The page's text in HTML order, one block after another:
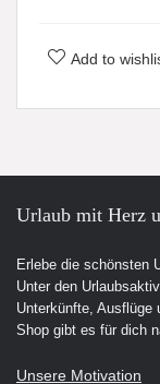
Add to
Urlaub mit Herz
Erlebe die schönsten
Unter den
Unterkünfte, Ausflüge
Shop gibt es für dich
Unsere Motivation